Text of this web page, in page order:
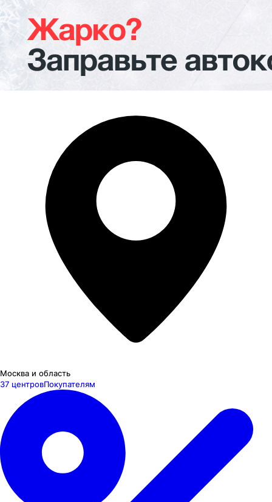
Москва и область
37 центровПокупателям